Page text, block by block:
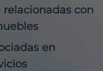
relacionadas con
en